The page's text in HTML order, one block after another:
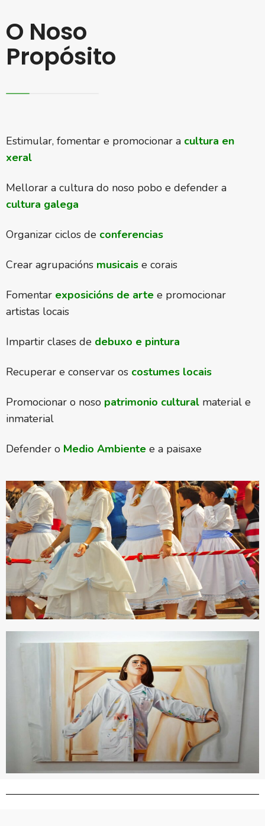
O Noso
Propósito
Estimular, fomentar e promocionar a cultura en
xeral
Mellorar a cultura do noso pobo e defender a
cultura galega
Organizar ciclos de conferencias
Crear agrupacións musicais e corais
Fomentar exposicións de arte e promocionar
artistas locais
Impartir clases de debuxo e pintura
Recuperar e conservar os costumes locais
Promocionar o noso patrimonio cultural material e
inmaterial
Defender o Medio Ambiente e a paisaxe